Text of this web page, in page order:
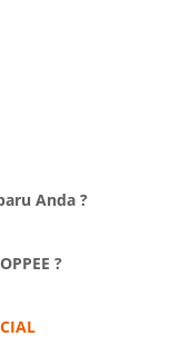
Anda ?
?